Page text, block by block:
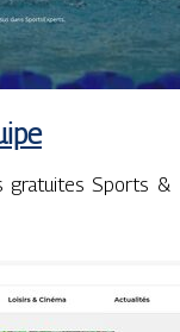
gratuites Sports &